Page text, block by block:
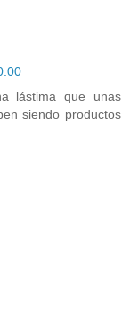
lástima que unas
siendo productos